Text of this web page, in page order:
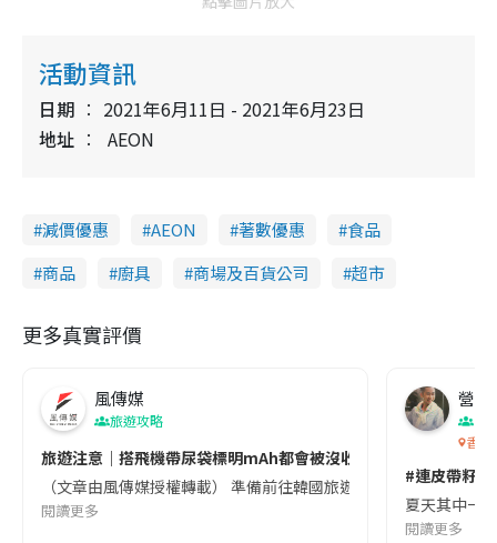
活動資訊
日期
2021年6月11日 - 2021年6月23日
地址
AEON
減價優惠 AEON 著數優惠
食品
商品
廚具 商場及百貨公司 超市
更多真實評價
風傳媒
旅遊攻略
旅遊注意｜搭飛機帶尿袋標明mAh都會被沒收😱出發前切記檢查
（文章由風傳媒授權轉載） 準備前往韓國旅遊的民眾，近期要
閱讀更多
營養
香港
#連皮帶籽
夏天其中一
閱讀更多